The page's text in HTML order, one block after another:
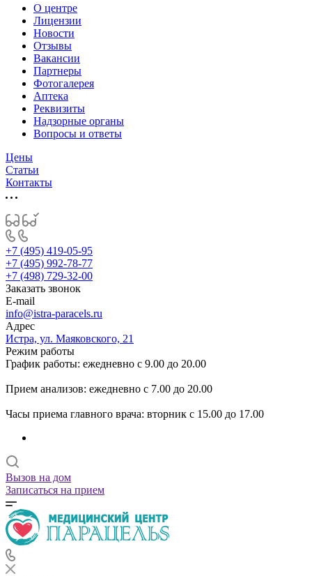
О центре
Лицензии
Новости
Отзывы
Вакансии
Партнеры
Фотогалерея
Аптека
Реквизиты
Надзорные органы
Вопросы и ответы
Цены
Статьи
Контакты
+7 (495) 419-05-95
+7 (495) 992-78-77
+7 (498) 729-32-00
Заказать звонок
E-mail
info@istra-paracels.ru
Адрес
Истра, ул. Маяковского, 21
Режим работы
График работы: ежедневно с 9.00 до 20.00
Прием анализов: ежедневно с 7.00 до 20.00
Часы приема главного врача: вторник с 15.00 до 17.00
Вызов на дом
Записаться на прием